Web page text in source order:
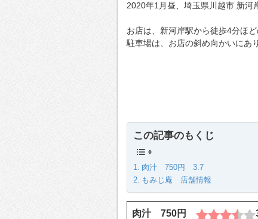
2020年1月昼、埼玉県川越市 新河
お店は、新河岸駅から徒歩4分ほど
駐車場は、お店の斜め向かいにあ
この記事のもくじ
肉汁 750円 3.7
もみじ庵 店舗情報
肉汁 750円